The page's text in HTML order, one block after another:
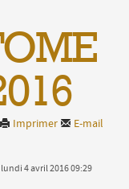
Imprimer E-mail
4 avril 2016 09:29